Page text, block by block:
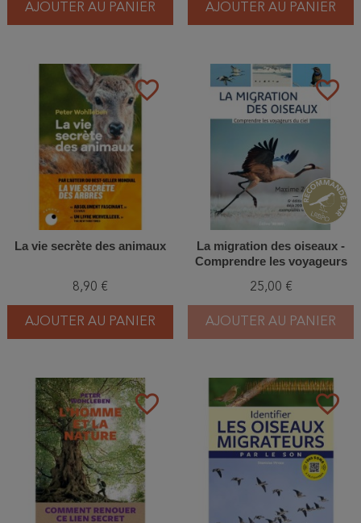
AJOUTER AU PANIER AJOUTER AU PANIER
favorite_border
La vie secrète des animaux
8,90 €
AJOUTER AU PANIER
favorite_border
La migration des oiseaux -
Comprendre les voyageurs
25,00 €
AJOUTER AU PANIER
favorite_border favorite_border